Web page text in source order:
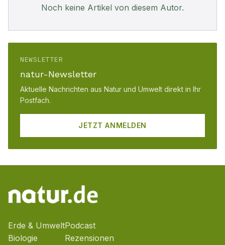
Noch keine Artikel von diesem Autor.
NEWSLETTER
natur-Newsletter
Aktuelle Nachrichten aus Natur und Umwelt direkt in Ihr
Postfach.
JETZT ANMELDEN
Erde & Umwelt
Biologie
Podcast
Rezensionen